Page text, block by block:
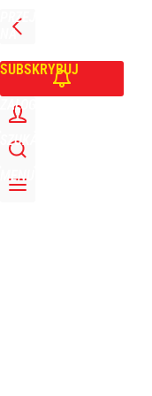
PRZEJDŹ
NA
GŁÓWNĄ
SUBSKRYBUJ
ZALOGUJ
SZUKAJ
MENU